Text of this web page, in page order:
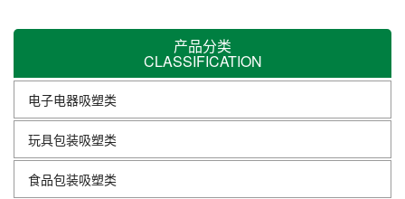
产品分类
CLASSIFICATION
电子电器吸塑类
玩具包装吸塑类
食品包装吸塑类